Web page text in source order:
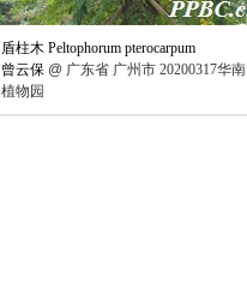
盾柱木 Peltophorum pterocarpum
曾云保 @ 广东省 广州市 20200317华南
植物园